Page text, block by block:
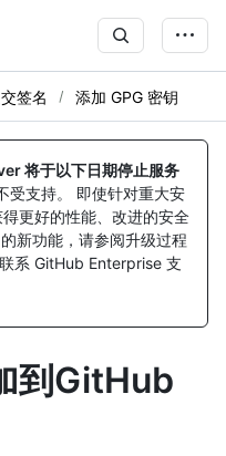
签名 添加 GPG 密钥
将于以下日期停止服务
受支持。 即使针对重大安
更好的性能、改进的安全
新功能，请参阅升级过程
系 GitHub Enterprise 支
到GitHub